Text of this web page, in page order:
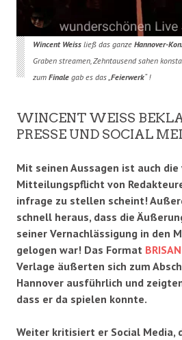
Wincent Weissließ das ganze Hannover-
Graben streamen, Zehntausend sahen
zum Finalegab es das „Feierwerk“ !
WINCENT WEISS
PRESSE UND SOCIAL
Mit seinen Aussagen ist auch
Mitteilungspflicht von
infrage zu stellen scheint!
schnell heraus, dass die
seiner Vernachlässigung in den
gelogen war! Das Format
Verlage äußerten sich zum
Hannover ausführlich und
dass er da spielen konnte.
Weiter kritisiert er Social Media,